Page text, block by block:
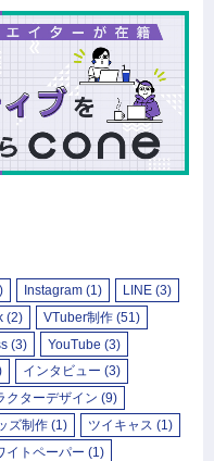
Instagram (1) LINE (3)
(2) VTuber制作 (51)
(3) YouTube (3)
インタビュー (3)
クターデザイン (9)
ズ制作(1) ツイキャス (1)
イトペーパー (1)